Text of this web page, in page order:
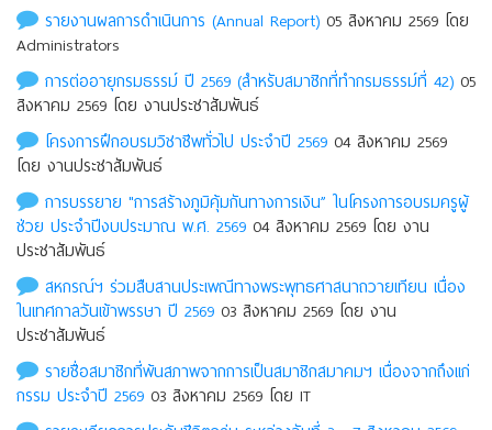
รายงานผลการดำเนินการ (Annual Report) 05 สิงหาคม 2569 โดย
Administrators
การต่ออายุกรมธรรม์ ปี 2569 (สำหรับสมาชิกที่ทำกรมธรรม์ที่ 42) 05
สิงหาคม 2569 โดย งานประชาสัมพันธ์
โครงการฝึกอบรมวิชาชีพทั่วไป ประจำปี 2569 04 สิงหาคม 2569
โดย งานประชาสัมพันธ์
การบรรยาย "การสร้างภูมิคุ้มกันทางการเงิน” ในโครงการอบรมครูผู้
ช่วย ประจำปีงบประมาณ พ.ศ. 2569 04 สิงหาคม 2569 โดย งาน
ประชาสัมพันธ์
สหกรณ์ฯ ร่วมสืบสานประเพณีทางพระพุทธศาสนาถวายเทียน เนื่อง
ในเทศกาลวันเข้าพรรษา ปี 2569 03 สิงหาคม 2569 โดย งาน
ประชาสัมพันธ์
รายชื่อสมาชิกที่พ้นสภาพจากการเป็นสมาชิกสมาคมฯ เนื่องจากถึงแก่
กรรม ประจําปี 2569 03 สิงหาคม 2569 โดย IT